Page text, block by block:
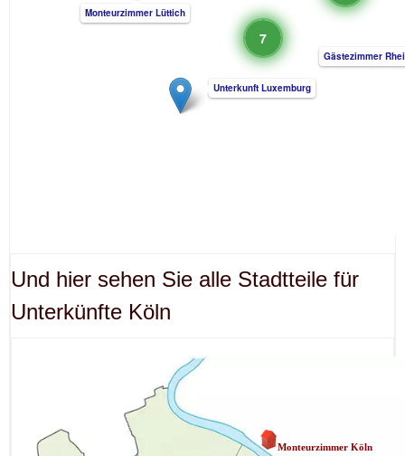
Und hier sehen Sie alle Stadtteile für
Unterkünfte Köln
Monteurzimmer Köln